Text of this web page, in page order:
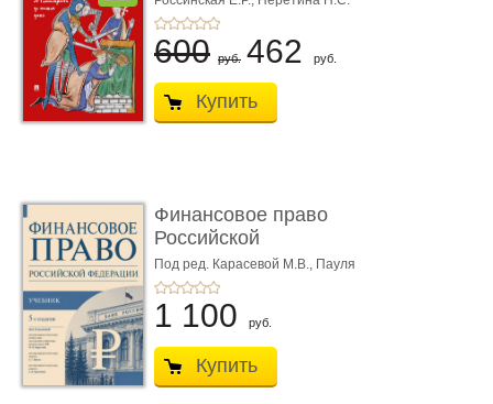
600 руб. 462 руб.
Купить
Финансовое право
Российской
Федерации. 5-е изд�
...
Под ред. Карасевой М.В., Пауля
А.Г., Красюкова А.В.
1 100 руб.
Купить